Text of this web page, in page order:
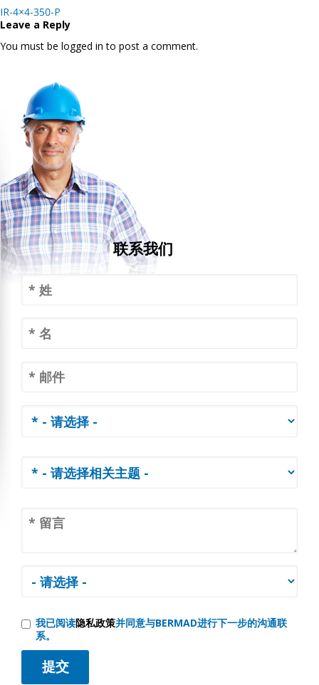
Post
navigation
IR-4×4-350-P
Leave a Reply
You must be logged in to post a comment.
联系我们
我已阅读隐私政策并同意与BERMAD进行下一步的沟通联
系。